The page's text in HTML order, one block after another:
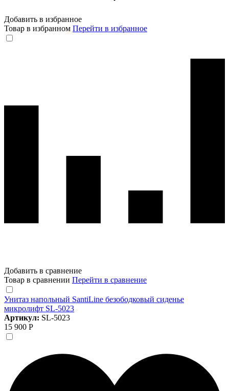
Добавить в избранное
Товар в избранном Перейти в избранное
Добавить в сравнение
Товар в сравнении Перейти в сравнение
Унитаз напольный SantiLine безободковый сиденье
микролифт SL-5023
Артикул: SL-5023
15 900 Р